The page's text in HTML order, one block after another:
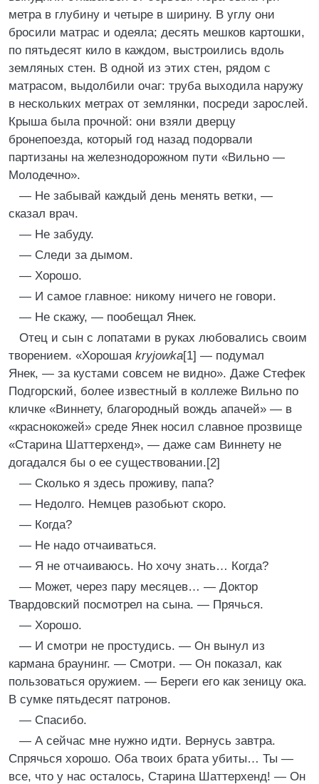
метра в глубину и четыре в ширину. В углу они
бросили матрас и одеяла; десять мешков картошки,
по пятьдесят кило в каждом, выстроились вдоль
земляных стен. В одной из этих стен, рядом с
матрасом, выдолбили очаг: труба выходила наружу
в нескольких метрах от землянки, посреди зарослей.
Крыша была прочной: они взяли дверцу
бронепоезда, который год назад подорвали
партизаны на железнодорожном пути «Вильно —
Молодечно».
— Не забывай каждый день менять ветки, —
сказал врач.
— Не забуду.
— Следи за дымом.
— Хорошо.
— И самое главное: никому ничего не говори.
— Не скажу, — пообещал Янек.
Отец и сын с лопатами в руках любовались своим
творением. «Хорошая kryjowka[1] — подумал
Янек, — за кустами совсем не видно». Даже Стефек
Подгорский, более известный в коллеже Вильно по
кличке «Виннету, благородный вождь апачей» — в
«краснокожей» среде Янек носил славное прозвище
«Старина Шаттерхенд», — даже сам Виннету не
догадался бы о ее существовании.[2]
— Сколько я здесь проживу, папа?
— Недолго. Немцев разобьют скоро.
— Когда?
— Не надо отчаиваться.
— Я не отчаиваюсь. Но хочу знать… Когда?
— Может, через пару месяцев… — Доктор
Твардовский посмотрел на сына. — Прячься.
— Хорошо.
— И смотри не простудись. — Он вынул из
кармана браунинг. — Смотри. — Он показал, как
пользоваться оружием. — Береги его как зеницу ока.
В сумке пятьдесят патронов.
— Спасибо.
— А сейчас мне нужно идти. Вернусь завтра.
Спрячься хорошо. Оба твоих брата убиты… Ты —
все, что у нас осталось, Старина Шаттерхенд! — Он